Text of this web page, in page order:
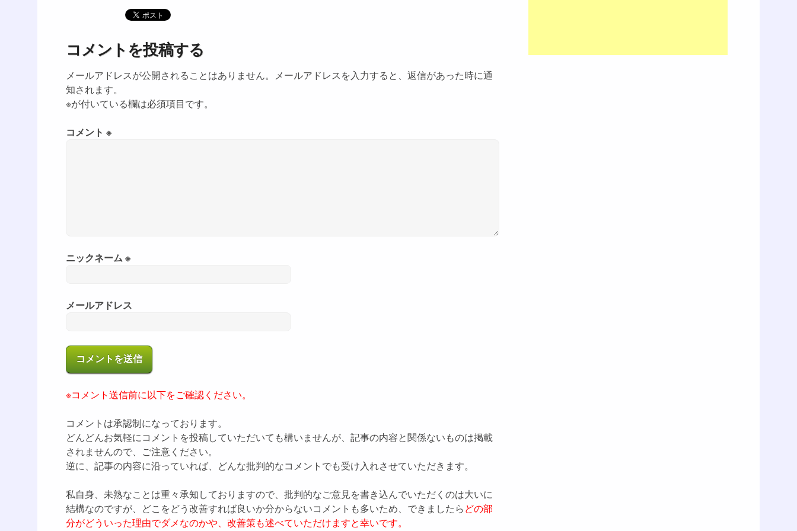
コメントを投稿する
メールアドレスが公開されることはありません。メールアドレスを入力すると、返信があった時に通
知されます。
※が付いている欄は必須項目です。
コメント ※
ニックネーム ※
メールアドレス
※コメント送信前に以下をご確認ください。
コメントは承認制になっております。
どんどんお気軽にコメントを投稿していただいても構いませんが、記事の内容と関係ないものは掲載
されませんので、ご注意ください。
逆に、記事の内容に沿っていれば、どんな批判的なコメントでも受け入れさせていただきます。
私自身、未熟なことは重々承知しておりますので、批判的なご意見を書き込んでいただくのは大いに
結構なのですが、どこをどう改善すれば良いか分からないコメントも多いため、できましたらどの部
分がどういった理由でダメなのかや、改善策も述べていただけますと幸いです。